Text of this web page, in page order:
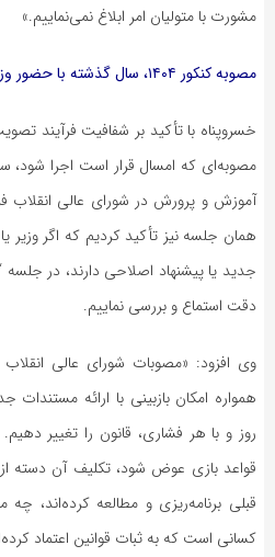
مشورت با متولیان امر ابلاغ نمی‌نماییم.»
مصوبه کنکور ۱۴۰۴، سال گذشته با حضور
خسروپناه با تأکید بر شفافیت فرآیند
مصوبه‌ای که امسال قرار است اجرا شود،
آموزش و پرورش در شورای عالی
همان جلسه نیز تأکید کردیم که اگر وزیر
جدید یا پیشنهاد اصلاحی دارند، در جلسه
دقت استماع و بررسی نماییم.
وی افزود: «مصوبات شورای عالی
همواره امکان بازبینی با ارائه مستندات
روز و با هر فشاری، قانون را تغییر
قواعد بازی عوض شود، تکلیف آن دسته از
قبلی برنامه‌ریزی و مطالعه کرده‌اند،
کسانی است که به ثبات قوانین اعتماد